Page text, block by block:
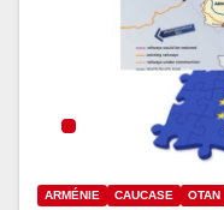
ARMÉNIE CAUCASE OTAN